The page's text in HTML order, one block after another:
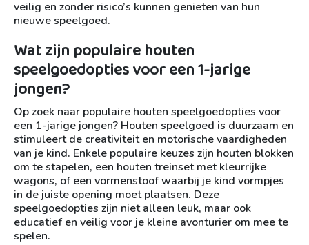
veilig en zonder risico’s kunnen genieten van hun
nieuwe speelgoed.
Wat zijn populaire houten
speelgoedopties voor een 1-jarige
jongen?
Op zoek naar populaire houten speelgoedopties voor
een 1-jarige jongen? Houten speelgoed is duurzaam en
stimuleert de creativiteit en motorische vaardigheden
van je kind. Enkele populaire keuzes zijn houten blokken
om te stapelen, een houten treinset met kleurrijke
wagons, of een vormenstoof waarbij je kind vormpjes
in de juiste opening moet plaatsen. Deze
speelgoedopties zijn niet alleen leuk, maar ook
educatief en veilig voor je kleine avonturier om mee te
spelen.